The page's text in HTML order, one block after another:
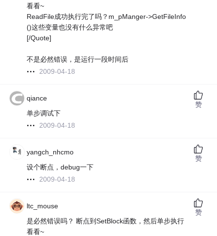
看看~
ReadFile成功执行完了吗？m_pManger->GetFileInfo
()这些变量也没有什么异常吧
[/Quote]
不是必然错误，是运行一段时间后
2009-04-18
qiance
单步调试下
2009-04-18
赞
yangch_nhcmo
设个断点，debug一下
2009-04-18
赞
ltc_mouse
是必然错误吗？ 断点到SetBlock函数，然后单步执行
看看~
赞